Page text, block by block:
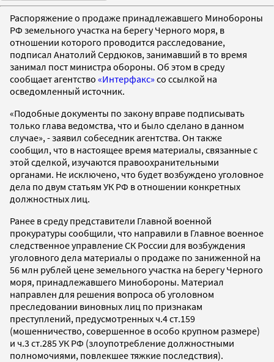
Распоряжение о продаже принадлежавшего Минобороны
РФ земельного участка на берегу Черного моря, в
отношении которого проводится расследование,
подписал Анатолий Сердюков, занимавший в то время
занимал пост министра обороны. Об этом в среду
сообщает агентство «Интерфакс» со ссылкой на
осведомленный источник.
«Подобные документы по закону вправе подписывать
только глава ведомства, что и было сделано в данном
случае», - заявил собеседник агентства. Он также
сообщил, что в настоящее время материалы, связанные с
этой сделкой, изучаются правоохранительными
органами. Не исключено, что будет возбуждено уголовное
дела по двум статьям УК РФ в отношении конкретных
должностных лиц.
Ранее в среду представители Главной военной
прокуратуры сообщили, что направили в Главное военное
следственное управление СК России для возбуждения
уголовного дела материалы о продаже по заниженной на
56 млн рублей цене земельного участка на берегу Черного
моря, принадлежавшего Минобороны. Материал
направлен для решения вопроса об уголовном
преследовании виновных лиц по признакам
преступлений, предусмотренных ч.4 ст.159
(мошенничество, совершенное в особо крупном размере)
и ч.3 ст.285 УК РФ (злоупотребление должностными
полномочиями, повлекшее тяжкие последствия).